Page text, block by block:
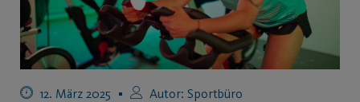
12. März 2025 Autor: Sportbüro